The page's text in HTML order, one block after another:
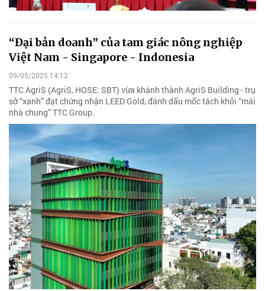
“Đại bản doanh” của tam giác nông nghiệp
Việt Nam - Singapore - Indonesia
09/05/2025 14:12
TTC AgriS (AgriS, HOSE: SBT) vừa khánh thành AgriS Building - trụ
sở “xanh” đạt chứng nhận LEED Gold, đánh dấu mốc tách khỏi “mái
nhà chung” TTC Group.